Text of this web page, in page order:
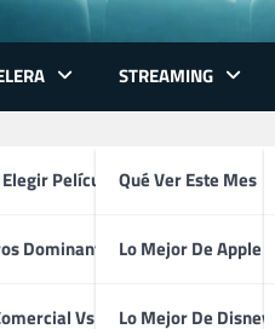
Película
Dominantes
Vs Autor
STREAMING
Qué Ver Este Mes
Lo Mejor De Apple TV
Lo Mejor De Disney+